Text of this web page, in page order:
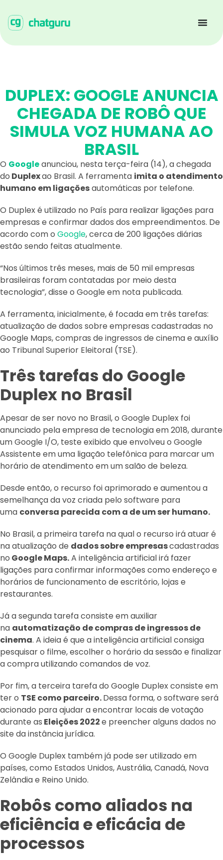
DUPLEX: GOOGLE ANUNCIA
CHEGADA DE ROBÔ QUE
SIMULA VOZ HUMANA AO
BRASIL
O Googleanunciou, nesta terça-feira (14), a chegada
do Duplexao Brasil. A ferramenta imita o atendimento
humano em ligaçõesautomáticas por telefone.
O Duplex é utilizado no País para realizar ligações para
empresas e confirmar dados dos empreendimentos. De
acordo com o Google, cerca de 200 ligações diárias
estão sendo feitas atualmente.
“Nos últimos três meses, mais de 50 mil empresas
brasileiras foram contatadas por meio desta
tecnologia”, disse o Google em nota publicada.
A ferramenta, inicialmente, é focada em três tarefas:
atualização de dados sobre empresas cadastradas no
Google Maps, compras de ingressos de cinema e auxílio
ao Tribunal Superior Eleitoral (TSE).
Três tarefas do Google
Duplex no Brasil
Apesar de ser novo no Brasil, o Google Duplex foi
anunciado pela empresa de tecnologia em 2018, durante
um Google I/O, teste exibido que envolveu o Google
Assistente em uma ligação telefônica para marcar um
horário de atendimento em um salão de beleza.
Desde então, o recurso foi aprimorado e aumentou a
semelhança da voz criada pelo software para
uma conversa parecida com a de um ser humano.
No Brasil, a primeira tarefa na qual o recurso irá atuar é
na atualização de dados sobre empresascadastradas
no Google Maps.A inteligência artificial irá fazer
ligações para confirmar informações como endereço e
horários de funcionamento de escritório, lojas e
restaurantes.
Já a segunda tarefa consiste em auxiliar
na automatização de compras de ingressos de
cinema. A ideia é que a inteligência artificial consiga
pesquisar o filme, escolher o horário da sessão e finalizar
a compra utilizando comandos de voz.
Por fim, a terceira tarefa do Google Duplex consiste em
ter o TSE como parceiro.Dessa forma, o software será
acionado para ajudar a encontrar locais de votação
durante as Eleições 2022e preencher alguns dados no
site da instância jurídica.
O Google Duplex também já pode ser utilizado em
países, como Estados Unidos, Austrália, Canadá, Nova
Zelândia e Reino Unido.
Robôs como aliados na
eficiência e eficácia de
processos